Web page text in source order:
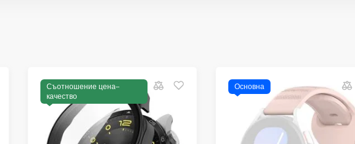
Съотношение цена–
качество
Основна